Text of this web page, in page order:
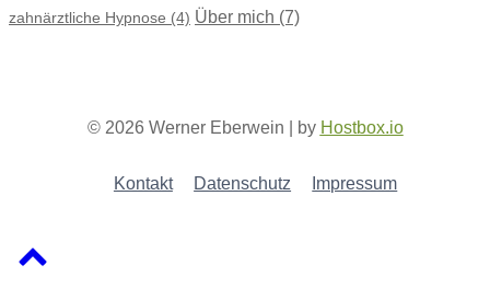
zahnärztliche Hypnose (4) Über mich (7)
© 2026 Werner Eberwein | by Hostbox.io
Kontakt Datenschutz Impressum